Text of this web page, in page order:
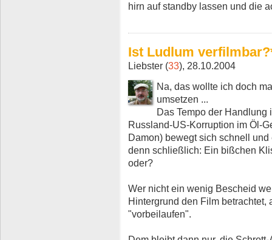
hirn auf standby lassen und die
Ist Ludlum
Liebster (33), 28.10.2004
Na, das wollte ich doch
umsetzen ...
Das Tempo der
Russland-US-Korruption im Öl-
Damon) bewegt sich schnell
denn schließlich: Ein bißchen
oder?
Wer nicht ein wenig Bescheid
Hintergrund den Film
"vorbeilaufen".